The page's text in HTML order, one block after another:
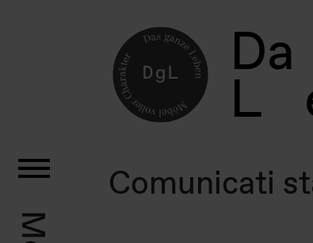
Da
L
Comunicati